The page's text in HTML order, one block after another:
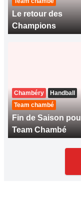
Le retour des
Champions
Chambéry
Handball
Team chambé
Fin de Saison
Team Chambé